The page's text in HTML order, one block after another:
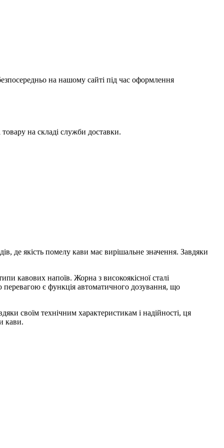
на нашому сайті під час оформлення
на складі служби доставки.
де якість помелу кави має вирішальне значення. Завдяки
кавових напоїв. Жорна з високоякісної сталі
є функція автоматичного дозування, що
своїм технічним характеристикам і надійності, ця
кави.